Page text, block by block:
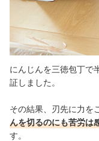
にんじんを三徳包丁で
証しました。
その結果、刃先に力を
んを切るのにも苦労は
す。